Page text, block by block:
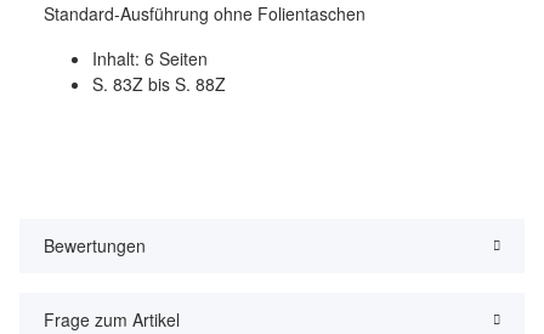
Standard-Ausführung ohne Folientaschen
Inhalt: 6 Seiten
S. 83Z bis S. 88Z
Bewertungen
Frage zum Artikel